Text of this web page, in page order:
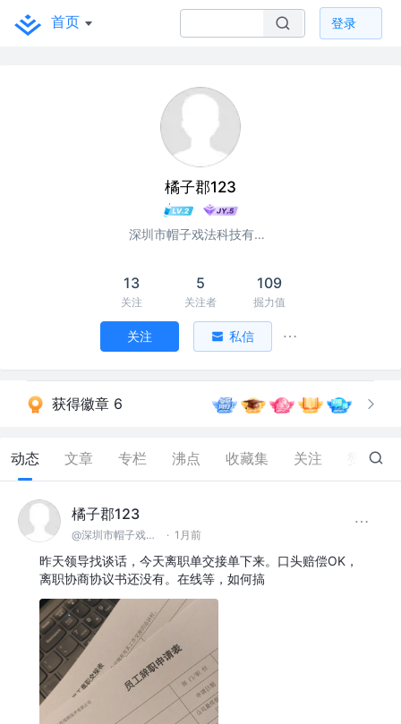
首页 登录
橘子郡123
深圳市帽子戏法科技有限公司
13
关注
5
关注者
109
掘力值
关注 私信
获得徽章 6
动态 文章 专栏 沸点 收藏集 关注 140
橘子郡123
@深圳市帽子戏法科技有限公司 · 1月前
昨天领导找谈话，今天离职单交接单下来。口头赔偿OK，
离职协商协议书还没有。在线等，如何搞